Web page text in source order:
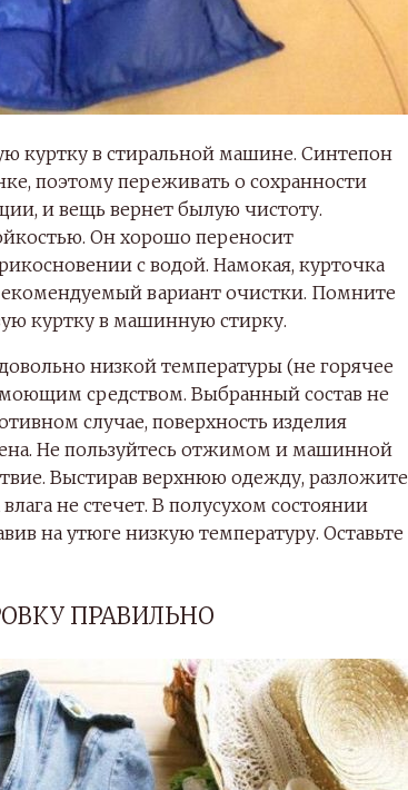
куртку в стиральной машине. Синтепон
поэтому переживать о сохранности
и вещь вернет былую чистоту.
Он хорошо переносит
с водой. Намокая, курточка
вариант очистки. Помните
куртку в машинную стирку.
низкой температуры (не горячее
средством. Выбранный состав не
случае, поверхность изделия
Не пользуйтесь отжимом и машинной
Выстирав верхнюю одежду, разложите
не стечет. В полусухом состоянии
на утюге низкую температуру. Оставьте
ПРАВИЛЬНО